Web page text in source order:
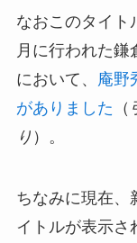
なおこのタイト
月に行われた鎌
において、
庵野
がありました （
り ）。
ちなみに現在、
イトルが表示さ